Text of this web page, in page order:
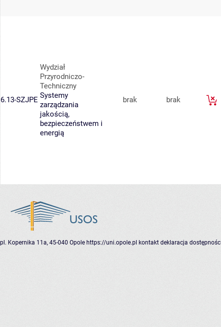
6.13-SZJPE
Wydział
Przyrodniczo-
Techniczny
Systemy
zarządzania
jakością,
bezpieczeństwem i
energią
brak brak
pl. Kopernika 11a, 45-040 Opole https://uni.opole.pl kontakt deklaracja